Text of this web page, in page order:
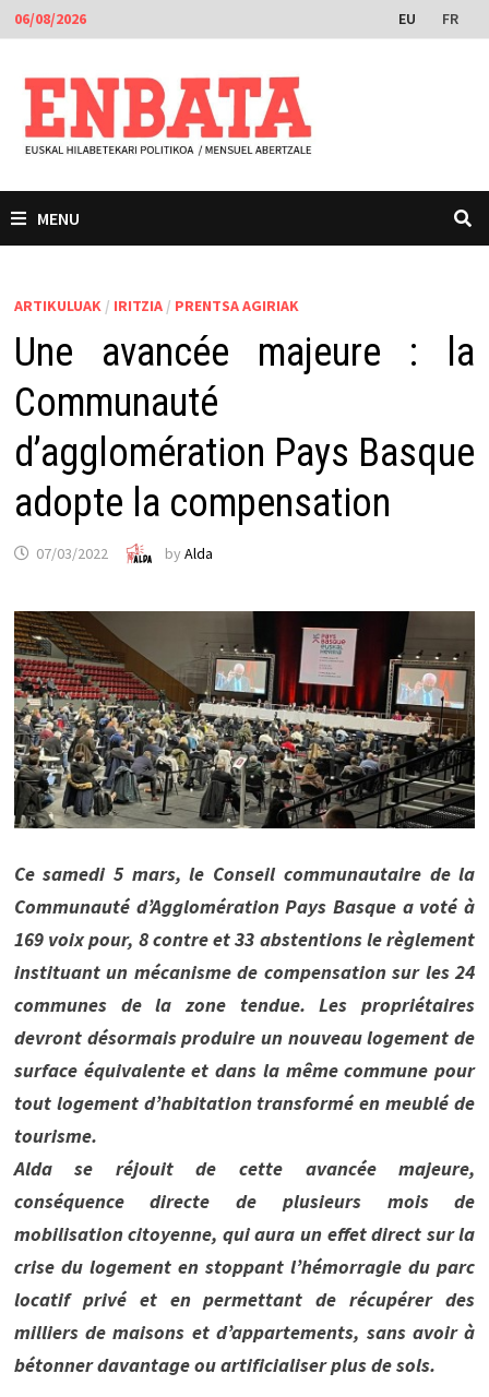
Skip
to
content
06/08/2026 EU FR
MENU
ARTIKULUAK / IRITZIA/ PRENTSA AGIRIAK
Une avancée majeure : la
Communauté
d’agglomération Pays Basque
adopte la compensation
07/03/2022 by Alda
Ce samedi 5 mars, le Conseil communautaire de la
Communauté d’Agglomération Pays Basque a voté à
169 voix pour, 8 contre et 33 abstentions le règlement
instituant un mécanisme de compensation sur les 24
communes de la zone tendue. Les propriétaires
devront désormais produire un nouveau logement de
surface équivalente et dans la même commune pour
tout logement d’habitation transformé en meublé de
tourisme.
Alda se réjouit de cette avancée majeure,
conséquence directe de plusieurs mois de
mobilisation citoyenne, qui aura un effet direct sur la
crise du logement en stoppant l’hémorragie du parc
locatif privé et en permettant de récupérer des
milliers de maisons et d’appartements, sans avoir à
bétonner davantage ou artificialiser plus de sols.